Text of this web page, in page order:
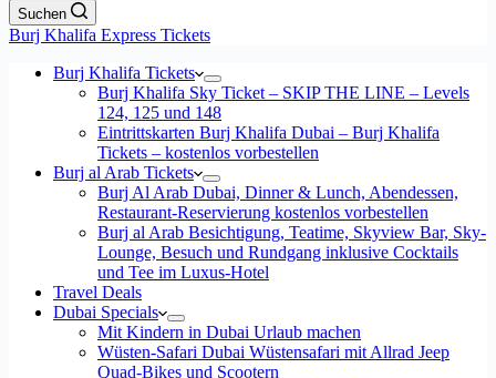
Suchen
Burj Khalifa Express Tickets
Burj Khalifa Tickets
Burj Khalifa Sky Ticket – SKIP THE LINE – Levels
124, 125 und 148
Eintrittskarten Burj Khalifa Dubai – Burj Khalifa
Tickets – kostenlos vorbestellen
Burj al Arab Tickets
Burj Al Arab Dubai, Dinner & Lunch, Abendessen,
Restaurant-Reservierung kostenlos vorbestellen
Burj al Arab Besichtigung, Teatime, Skyview Bar, Sky-
Lounge, Besuch und Rundgang inklusive Cocktails
und Tee im Luxus-Hotel
Travel Deals
Dubai Specials
Mit Kindern in Dubai Urlaub machen
Wüsten-Safari Dubai Wüstensafari mit Allrad Jeep
Quad-Bikes und Scootern